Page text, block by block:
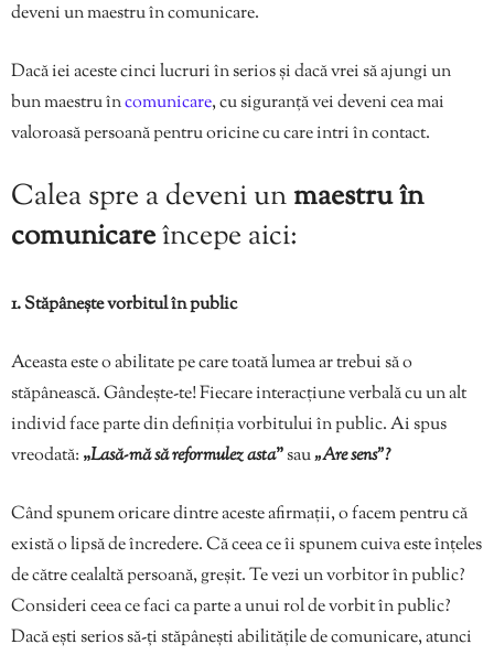
deveni un maestru în comunicare.
Dacă iei aceste cinci lucruri în serios și dacă vrei să ajungi un
bun maestru încomunicare, cu siguranță vei deveni cea mai
valoroasă persoană pentru oricine cu care intri în contact.
Calea spre a deveni unmaestru în
comunicareîncepe aici:
1. Stăpânește vorbitul în public
Aceasta este o abilitate pe care toată lumea ar trebui să o
stăpânească. Gândește-te! Fiecare interacțiune verbală cu un alt
individ face parte din definiția vorbitului în public. Ai spus
vreodată: „Lasă-mă să reformulez asta”sau„Are sens”?
Când spunem oricare dintre aceste afirmații, o facem pentru că
există o lipsă de încredere. Că ceea ce îi spunem cuiva este înțeles
de către cealaltă persoană, greșit. Te vezi un vorbitor în public?
Consideri ceea ce faci ca parte a unui rol de vorbit în public?
Dacă ești serios să-ți stăpânești abilitățile de comunicare, atunci